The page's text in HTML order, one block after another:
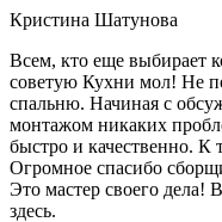
Кристина Шатунова
Всем, кто еще выбирает
советую Кухни мол! Не
спальню. Начиная с
монтажом никаких
быстро и качественно. К
Огромное спасибо
Это мастер своего дела!
здесь.